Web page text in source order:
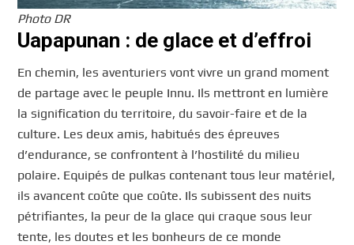
Photo DR
Uapapunan : de glace et d’effroi
En chemin, les aventuriers vont vivre un grand moment
de partage avec le peuple Innu. Ils mettront en lumière
la signiﬁcation du territoire, du savoir-faire et de la
culture. Les deux amis, habitués des épreuves
d’endurance, se confrontent à l’hostilité du milieu
polaire. Equipés de pulkas contenant tous leur matériel,
ils avancent coûte que coûte. Ils subissent des nuits
pétrifiantes, la peur de la glace qui craque sous leur
tente, les doutes et les bonheurs de ce monde